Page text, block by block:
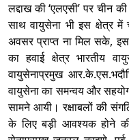
लद्दाख की ‘एलएसी’ परचीनकी
साथ वायुसेना भी इस क्षेत्र में
अवसर प्राप्त ना मिल सके,
का हवाई क्षेत्र भारतीय
वायुसेनाप्रमुख
वायुसेना का समन्वय और
सामने आयी। रक्षाबलों की
के लिए बड़ी आवश्‍यक होने